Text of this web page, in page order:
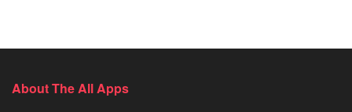
About The All Apps